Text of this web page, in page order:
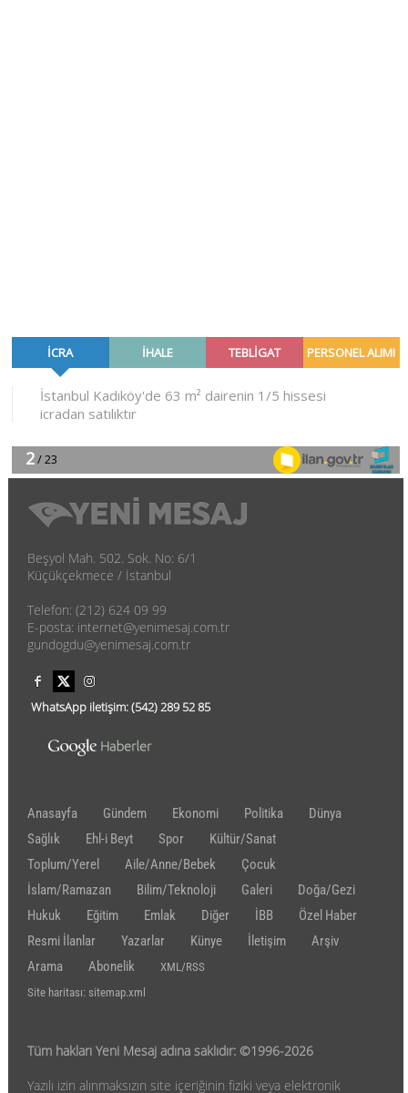
Beşyol Mah. 502. Sok. No: 6/1
Küçükçekmece / İstanbul
Telefon: (212) 624 09 99
E-posta: internet@yenimesaj.com.tr
gundogdu@yenimesaj.com.tr
WhatsApp iletişim:(542)289 52 85
Anasayfa Gündem Ekonomi Politika
Dünya
Sağlık
Ehl-i Beyt Spor
Kültür/Sanat
Toplum/Yerel
Aile/Anne/Bebek
Çocuk
İslam/Ramazan
Bilim/Teknoloji Galeri
Doğa/Gezi
Hukuk
Eğitim Emlak Diğer İBB
Özel Haber
Resmi İlanlar
Yazarlar Künye İletişim
Arşiv
Arama
Abonelik
XML/RSS
Site haritası: sitemap.xml
Tüm hakları Yeni Mesaj adına saklıdır: ©1996-2026
Yazılı izin alınmaksızın site içeriğinin fiziki veya elektronik